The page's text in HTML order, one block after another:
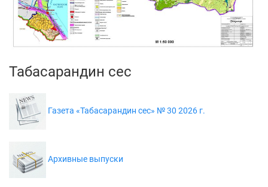
Табасарандин сес
Газета «Табасарандин сес» № 30 2026 г.
Архивные выпуски